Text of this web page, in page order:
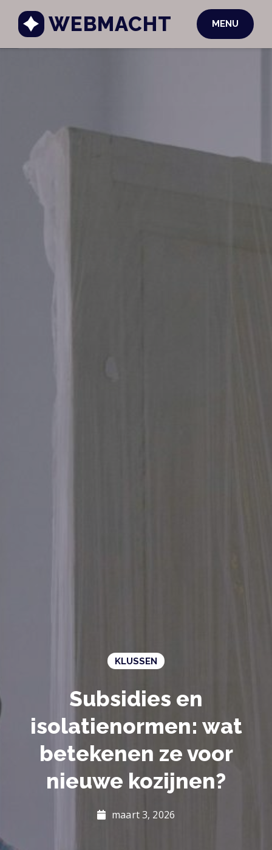
WEBMACHT MENU
KLUSSEN
Subsidies en
isolatienormen: wat
betekenen ze voor
nieuwe kozijnen?
maart 3, 2026